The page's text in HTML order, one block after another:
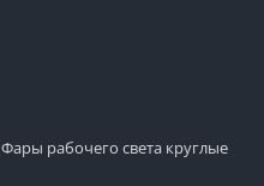
Фары рабочего света круглые